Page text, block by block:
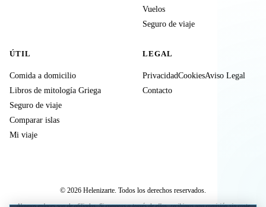
Vuelos
Seguro de viaje
ÚTIL
Comida a domicilio
Libros de mitología Griega
Seguro de viaje
Comparar islas
Mi viaje
LEGAL
PrivacidadCookiesAviso Legal
Contacto
© 2026 Helenizarte. Todos los derechos reservados.
Algunos enlaces son de afiliados. Si compras a través de ellos, recibimos una comisión sin coste